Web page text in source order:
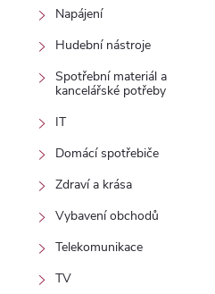
Napájení
Hudební nástroje
Spotřební materiál a
kancelářské potřeby
IT
Domácí spotřebiče
Zdraví a krása
Vybavení obchodů
Telekomunikace
TV